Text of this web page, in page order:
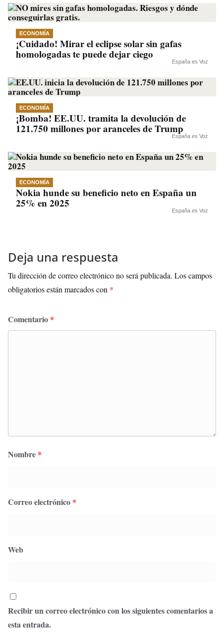
ECONOMÍA
¡Cuidado! Mirar el eclipse solar sin gafas
homologadas te puede dejar ciego
España es Voz
ECONOMÍA
¡Bomba! EE.UU. tramita la devolución de
121.750 millones por aranceles de Trump
España es Voz
ECONOMÍA
Nokia hunde su beneficio neto en España un
25% en 2025
España es Voz
Deja una respuesta
Tu dirección de correo electrónico no será publicada. Los campos
obligatorios están marcados con *
Comentario *
Nombre *
Correo electrónico *
Web
Recibir un correo electrónico con los siguientes comentarios a
esta entrada.